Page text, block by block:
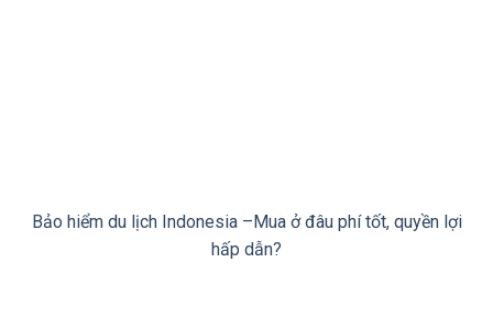
Bảo hiểm du lịch Indonesia –Mua ở đâu phí tốt, quyền lợi
hấp dẫn?